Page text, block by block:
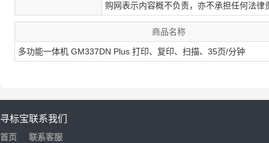
购网表示内容概不负责，亦不承担任何法律
商品名称
多功能一体机 GM337DN Plus 打印、复印、扫描、35页/分钟
寻标宝
首页
联系我们
联系客服